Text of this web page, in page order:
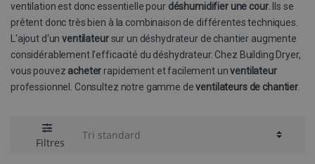
ventilation est donc essentielle pour déshumidifier une cour. Ils se
prêtent donc très bien à la combinaison de différentes techniques.
L'ajout d'unventilateursur un déshydrateur de chantier augmente
considérablement l'efficacité du déshydrateur. Chez Building Dryer,
vous pouvez acheter rapidement et facilement unventilateur
professionnel. Consultez notre gamme deventilateurs de chantier
Filtres